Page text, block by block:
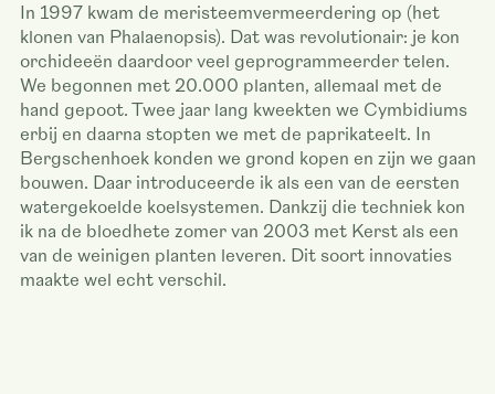
In 1997 kwam de meristeemvermeerdering op (het
klonen van Phalaenopsis). Dat was revolutionair: je kon
orchideeën daardoor veel geprogrammeerder telen.
We begonnen met 20.000 planten, allemaal met de
hand gepoot. Twee jaar lang kweekten we Cymbidiums
erbij en daarna stopten we met de paprikateelt. In
Bergschenhoek konden we grond kopen en zijn we gaan
bouwen. Daar introduceerde ik als een van de eersten
watergekoelde koelsystemen. Dankzij die techniek kon
ik na de bloedhete zomer van 2003 met Kerst als een
van de weinigen planten leveren. Dit soort innovaties
maakte wel echt verschil.